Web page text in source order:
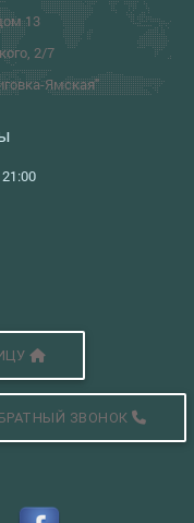
13
2/7
Ямская"
ЗВОНОК